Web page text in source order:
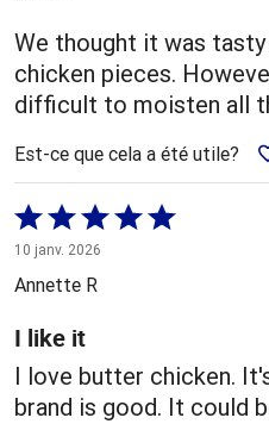
We thought it was
chicken pieces.
difficult to moisten all
Est-ce que cela a été utile?
Coté
5 sur
5
10 janv. 2026
Annette R
I like it
I love butter chicken.
brand is good. It could